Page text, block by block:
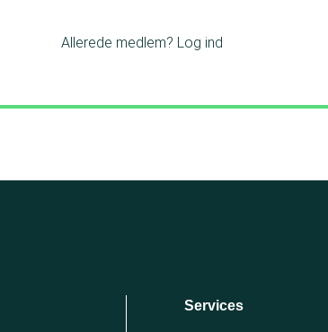
Allerede medlem? Log ind
Services